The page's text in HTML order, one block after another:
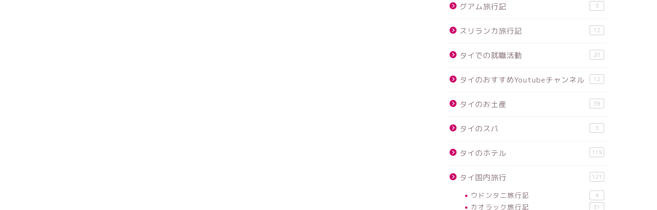
グアム旅行記 3
スリランカ旅行記 12
タイでの就職活動 20
タイのおすすめYoutubeチャンネル 12
タイのお土産 39
タイのスパ 3
タイのホテル 119
タイ国内旅行 121
ウドンタニ旅行記 4
カオラック旅行記 31